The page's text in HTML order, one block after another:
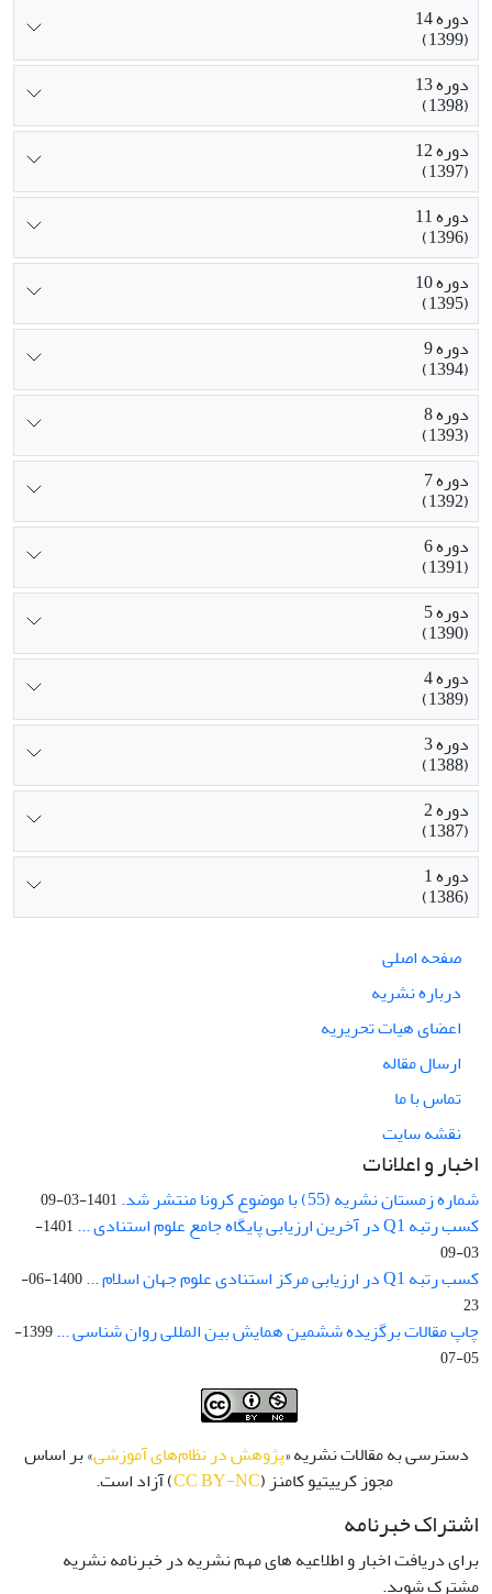
دوره 14
(1399)
دوره 13
(1398)
دوره 12
(1397)
دوره 11
(1396)
دوره 10
(1395)
دوره 9
(1394)
دوره 8
(1393)
دوره 7
(1392)
دوره 6
(1391)
دوره 5
(1390)
دوره 4
(1389)
دوره 3
(1388)
دوره 2
(1387)
دوره 1
(1386)
صفحه اصلی
درباره نشریه
اعضای هیات تحریریه
ارسال مقاله
تماس با ما
نقشه سایت
اخبار و اعلانات
شماره زمستان نشریه (55) با موضوع کرونا منتشر شد. 1401-03-09
کسب رتبه Q1 در آخرین ارزیابی پایگاه جامع علوم استنادی ...
1401-
03-09
کسب رتبه Q1 در ارزیابی مرکز استنادی علوم جهان اسلام ...
1400-06-
23
چاپ مقالات برگزیده ششمین همایش بین المللی روان شناسی ...
1399-
05-07
دسترسی به مقالات نشریه «پژوهش در نظام‌های آموزشی» بر اساس
مجوز کرییتیو کامنز (CC BY-NC) آزاد است.
اشتراک خبرنامه
برای دریافت اخبار و اطلاعیه های مهم نشریه در خبرنامه نشریه
مشترک شوید.